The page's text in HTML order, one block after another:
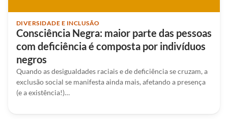
DIVERSIDADE E INCLUSÃO
Consciência Negra: maior parte das pessoas
com deficiência é composta por indivíduos
negros
Quando as desigualdades raciais e de deficiência se cruzam, a
exclusão social se manifesta ainda mais, afetando a presença
(e a existência!)…